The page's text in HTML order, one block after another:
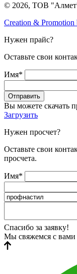
© 2026, ТОВ
Creation & Promotion
Нужен прайс?
Оставьте свои
Имя*
Отправить
Вы можете скачать
Загрузить
Нужен просчет?
Оставьте свои
просчета.
Имя*
Спасибо за заявку!
Мы свяжемся с